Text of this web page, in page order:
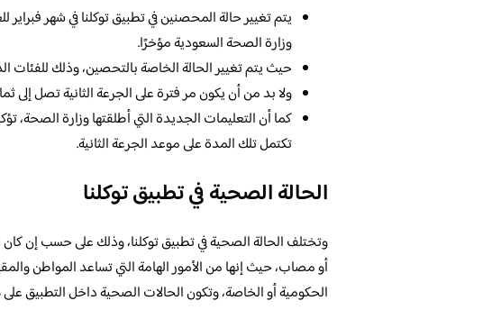
يتم تغيير حالة المحصنين في تطبيق توكلنا في شهر
وزارة الصحة السعودية مؤخرًا.
حيث يتم تغيير الحالة الخاصة بالتحصين، وذلك للفئات
ولا بد من أن يكون مر فترة على الجرعة الثانية تصل إلى
كما أن التعليمات الجديدة التي أطلقتها وزارة الصحة،
تكتمل تلك المدة على موعد الجرعة الثانية.
الحالة الصحية في تطبيق توكلنا
وتختلف الحالة الصحية في تطبيق توكلنا، وذلك على حسب إن
أو مصاب، حيث إنها من الأمور الهامة التي تساعد المواطن
الحكومية أو الخاصة، وتكون الحالات الصحية داخل التطبيق على